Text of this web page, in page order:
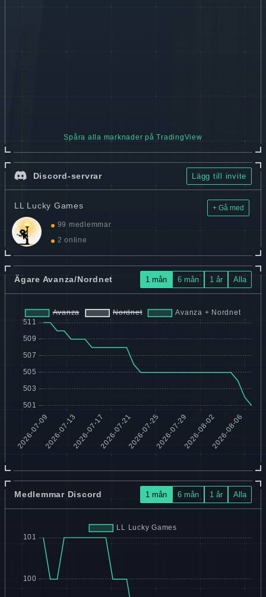
Spåra alla marknader på TradingView
Discord-servrar Lägg till invite
LL Lucky Games
99 medlemmar
2 online
+ Gå med
Ägare Avanza/Nordnet 1 mån 6 mån 1 år Alla
Medlemmar Discord 1 mån 6 mån 1 år Alla